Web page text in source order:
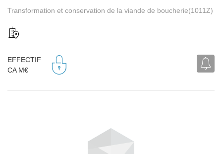
Transformation et conservation de la viande de boucherie(1011Z)
EFFECTIF
CA M€